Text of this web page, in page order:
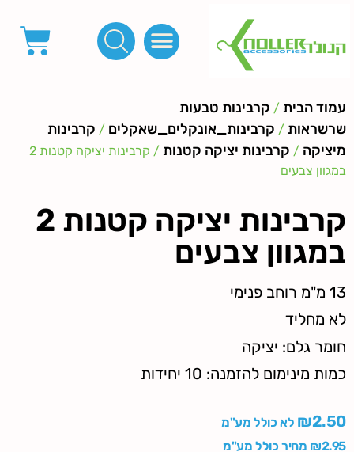
עמוד הבית / קרבינות טבעות
שרשראות / קרבינות_אונקלים_שאקלים / קרבינות
מיציקה / קרבינות יציקה קטנות
/ קרבינות יציקה קטנות 2
במגוון צבעים
קרבינות יציקה קטנות 2
במגוון צבעים
13 מ"מ רוחב פנימי
לא מחליד
חומר גלם: יציקה
כמות מינימום להזמנה: 10 יחידות
₪2.50
לא כולל מע"מ
₪2.95 מחיר כולל מע"מ